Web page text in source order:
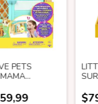
PETS